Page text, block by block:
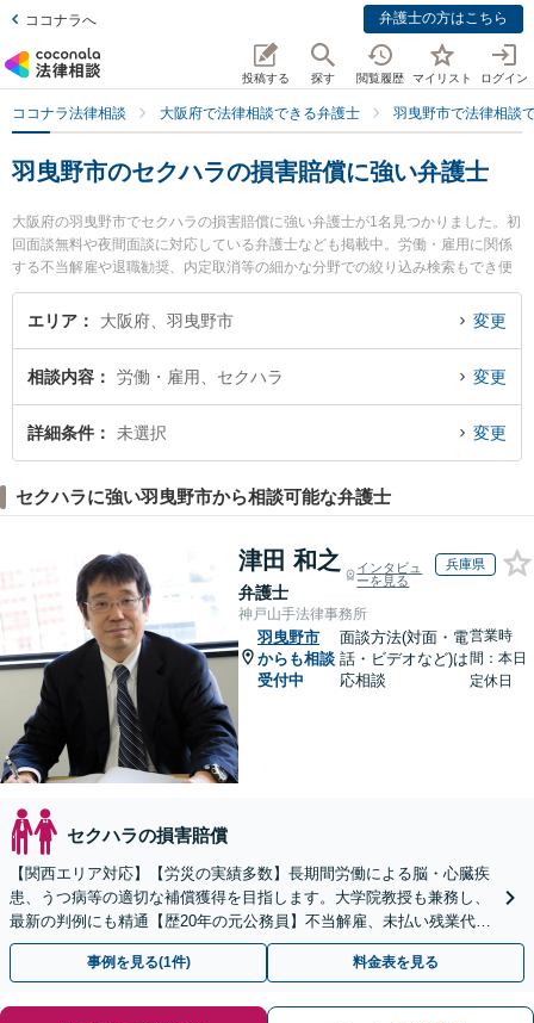
ココナラへ 弁護士の方はこちら
投稿する 探す 閲覧履歴 マイリスト ログイン
ココナラ法律相談 大阪府で法律相談できる弁護士 羽曳野市で法律相談
羽曳野市のセクハラの損害賠償に強い弁護士
大阪府の羽曳野市でセクハラの損害賠償に強い弁護士が1名見つかりました。初
回面談無料や夜間面談に対応している弁護士なども掲載中。労働・雇用に関係
する不当解雇や退職勧奨、内定取消等の細かな分野での絞り込み検索もでき便
利です。特にはびきの未来法律事務所の安田 弘光弁護士のプロフィール情報や
弁護士費用、強みなどが注目されています。『羽曳野市で土日や夜間に発生し
談無料でセクハラの損害賠償を法律相談できる羽曳野市内の弁護士に相談予約
したい』などでお困りの相談者さんにおすすめです。
エリア 大阪府、羽曳野市 変更
相談内容 労働・雇用、セクハラ 変更
詳細条件 未選択 変更
セクハラに強い羽曳野市から相談可能な弁護士
津田 和之
弁護士
インタビュ
ーを見る
兵庫県
神戸山手法律事務所
羽曳野市
からも相談
受付中
面談方法(対面・電
話・ビデオなど)は
応相談
営業時
間：本日
定休日
セクハラの損害賠償
【関西エリア対応】【労災の実績多数】長期間労働による脳・心臓疾
患、うつ病等の適切な補償獲得を目指します。大学院教授も兼務し、
最新の判例にも精通【歴20年の元公務員】不当解雇、未払い残業代
等、労働者の立場から親身にサポート【初回相談無料】
事例を見る(1件) 料金表を見る